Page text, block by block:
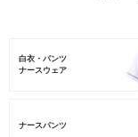
白衣・パンツ
ナースウェア
ナースパンツ